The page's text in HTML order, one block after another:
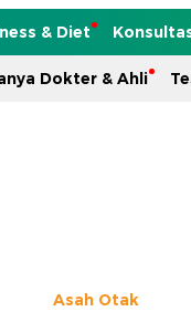
& Diet
Dokter & Ahli
Asah Otak